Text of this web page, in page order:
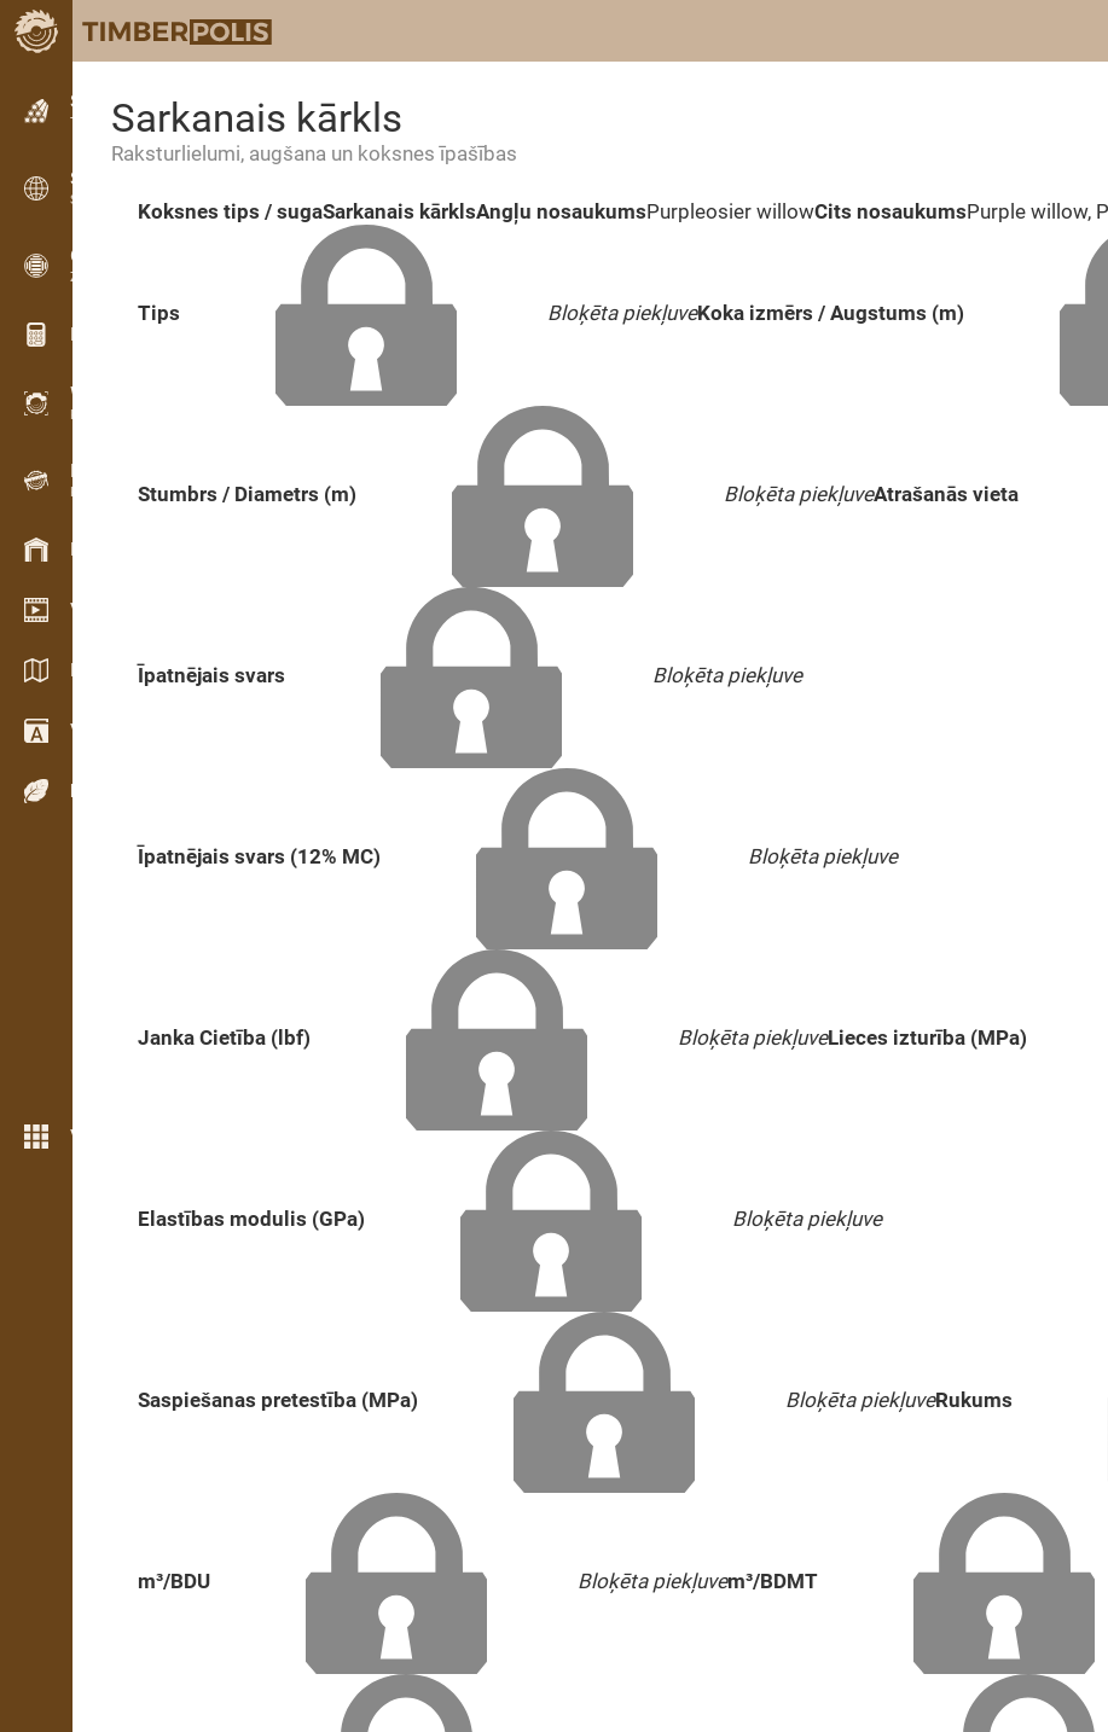
Sludinājumi
Teksta sludinājumi
Sludinājumi
Starptautiskie sludinājumi
OPTI-TIMB
Zāģēšanas shēmas
Koksnes kalkulatori
WoodProfi
Koksnes tilpums ar AI
Datu reģistrators
Koksnes uzskaite uz vietas
Krājumu vadība
Video telpa
Katalogi / Brošūras
Vārdnīca
Koku sugas
Vairāk iezīmju
Sarkanais kārkls
Raksturlielumi, augšana un koksnes īpašības
Koksnes tips / sugaSarkanais kārklsAngļu nosaukumsPurpleosier willowCits nosaukumsPurple willow,
Tips Bloķēta piekļuveKoka izmērs / Augstums (m)
Stumbrs / Diametrs (m) Bloķēta piekļuveAtrašanās vieta
Īpatnējais svars Bloķēta piekļuve
Īpatnējais svars (12% MC) Bloķēta piekļuve
Janka Cietība (lbf) Bloķēta piekļuveLieces izturība (MPa)
Elastības modulis (GPa) Bloķēta piekļuve
Saspiešanas pretestība (MPa) Bloķēta piekļuveRukums
m³/BDU Bloķēta piekļuvem³/BDMT